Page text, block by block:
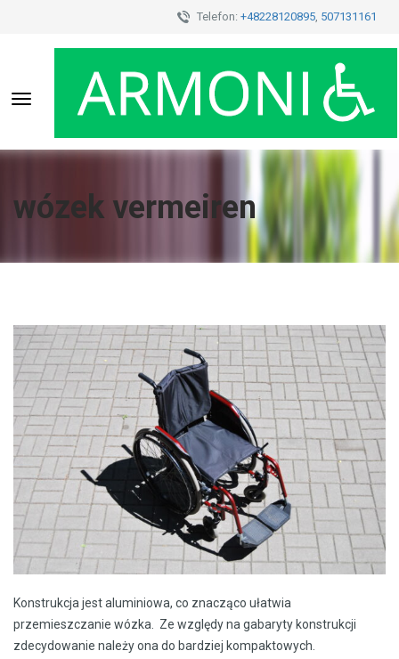
Telefon: +48228120895, 507131161
Toggle
navigation
wózek vermeiren
Konstrukcja jest aluminiowa, co znacząco ułatwia
przemieszczanie wózka. Ze względy na gabaryty konstrukcji
zdecydowanie należy ona do bardziej kompaktowych.